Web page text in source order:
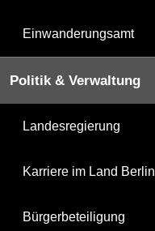
Einwanderungsamt
Politik & Verwaltung
Landesregierung
Karriere im Land Berlin
Bürgerbeteiligung